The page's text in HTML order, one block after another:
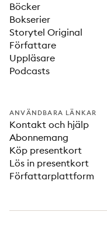
Böcker
Bokserier
Storytel Original
Författare
Uppläsare
Podcasts
ANVÄNDBARA LÄNKAR
Kontakt och hjälp
Abonnemang
Köp presentkort
Lös in presentkort
Författarplattform